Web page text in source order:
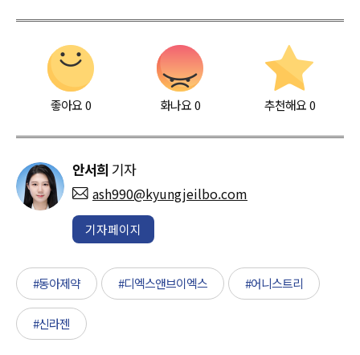
좋아요0 화나요0 추천해요 0
안서희 기자
ash990@kyungjeilbo.com
기자페이지
#동아제약 #디엑스앤브이엑스 #어니스트리
#신라젠